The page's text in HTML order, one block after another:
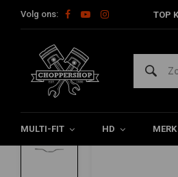
Volg ons: TOP
MULTI-FIT HD
Home Multi-fit Stuur &
EMGO
Superbike Stuur